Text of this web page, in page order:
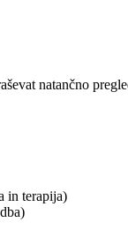
natančno
in terapija)